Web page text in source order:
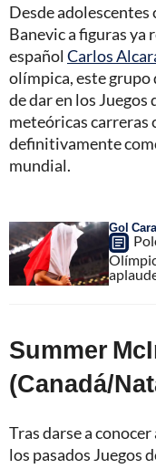
Desde
Banevic a figuras ya
español Carlos
olímpica, este
de dar en los Juegos
meteóricas carreras
definitivamente
mundial.
Gol
Summer
(Canadá/
Tras darse a
los pasados Juegos